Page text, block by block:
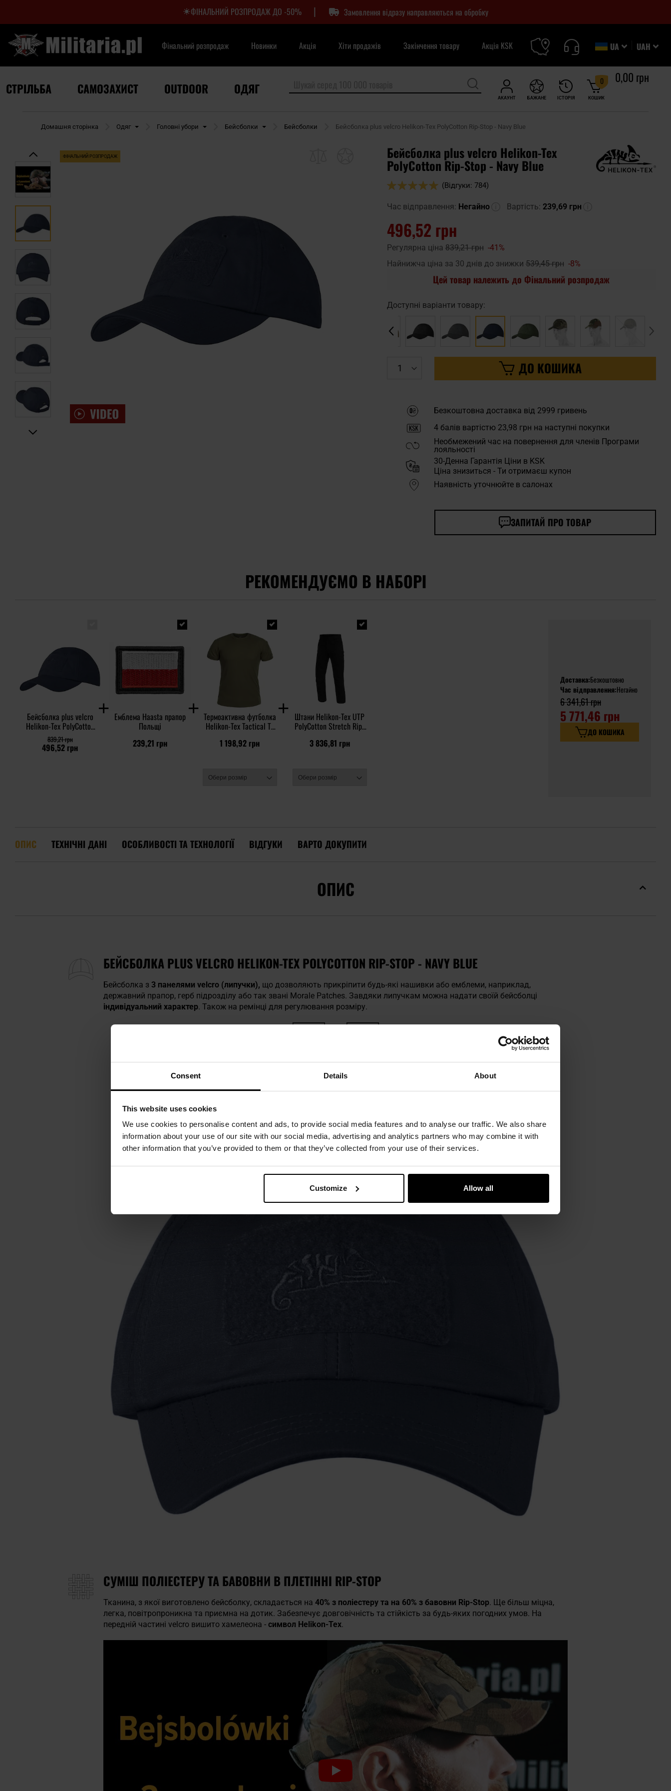
Consent Details About
This website uses cookies
We use cookies to personalise content and ads, to provide social media features and to analyse our traffic. We also share
information about your use of our site with our social media, advertising and analytics partners who may combine it with
other information that you’ve provided to them or that they’ve collected from your use of their services.
Customize Allow all
ФІНАЛЬНИЙ РОЗПРОДАЖ ДО -50% | Замовлення відразу направляються на обробку
UAH
UA
Фінальний розпродаж Новинки Акція Хіти продажів Закінчення товару Акція KSK
АКАУНТ ІСТОРІЯ
БАЖАНЕ КОШИК
0 0,00 грн
СТРІЛЬБА САМОЗАХИСТ OUTDOOR ОДЯГ
Домашня сторінка Одяг Головні убори Бейсболки Бейсболки Бейсболка plus velcro Helikon-Tex PolyCotton Rip-Stop - Navy Blue
ФІНАЛЬНИЙ РОЗПРОДАЖ Бейсболка plus velcro Helikon-Tex
PolyCotton Rip-Stop - Navy Blue
Оцінка:
(Відгуки: 784)
Час відправлення: Негайно Вартість: 239,69 грн
496,52 грн
Регулярна ціна 839,21 грн -41%
Найнижча ціна за 30 днів до знижки 539,45 грн -8%
Цей товар належить до Фінальний розпродаж
Доступні варіанти товару:
ДО КОШИКА
Безкоштовна доставка від 2999 гривень
4балів вартістю 23,98 грн на наступні покупки
Необмежений час на повернення для членів Програми
лояльності
30-Денна Гарантія Ціни в KSK
Ціна знизиться - Ти отримаєш купон
Наявність уточнюйте в салонах
ЗАПИТАЙ ПРО ТОВАР
РЕКОМЕНДУЄМО В НАБОРІ
Бейсболка plus velcro
Helikon-Tex PolyCotton
Rip-Stop - Navy Blue
496,52 грн
839,21 грн
Емблема Haasta прапор
Польщі
239,21 грн
Термоактивна футболка
Helikon-Tex Tactical T-
Green
1 198,92 грн
Штани Helikon-Tex UTP
PolyCotton Stretch Rip-
3 836,81 грн
Доставка:Безкоштовно
Час відправлення:Негайно
6 341,61 грн
5 771,46 грн
ДО КОШИКА
ОПИС ТЕХНІЧНІ ДАНІ ОСОБЛИВОСТІ ТА ТЕХНОЛОГІЇ ВІДГУКИ ВАРТО ДОКУПИТИ
ОПИС
БЕЙСБОЛКА PLUS VELCRO HELIKON-TEX POLYCOTTON RIP-STOP - NAVY BLUE
Бейсболка з 3 панелями velcro (липучки), що дозволяють прикріпити будь-які нашивки або емблеми, наприклад,
державний прапор, герб підрозділу або так звані Morale Patches. Завдяки липучкам можна надати своїй бейсболці
індивідуальний характер. Також на ремінці для регулювання розміру.
СУМІШ ПОЛІЕСТЕРУ ТА БАВОВНИ В ПЛЕТІННІ RIP-STOP
Тканина, з якої виготовлено бейсболку, складається на 40% з поліестеру та на 60% з бавовни Rip-Stop. Ще більш міцна,
легка, повітропроникна та приємна на дотик. Забезпечує довговічність та стійкість за будь-яких погодних умов. На
передній частині velcro вишито хамелеона - символ Helikon-Tex.